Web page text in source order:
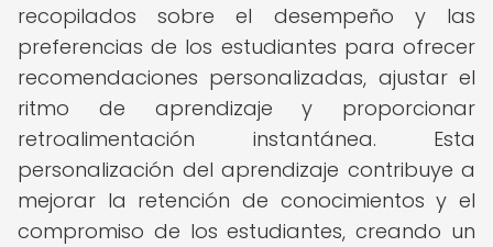
recopilados sobre el desempeño y las
preferencias de los estudiantes para ofrecer
recomendaciones personalizadas, ajustar el
ritmo de aprendizaje y proporcionar
retroalimentación instantánea. Esta
personalización del aprendizaje contribuye a
mejorar la retención de conocimientos y el
compromiso de los estudiantes, creando un